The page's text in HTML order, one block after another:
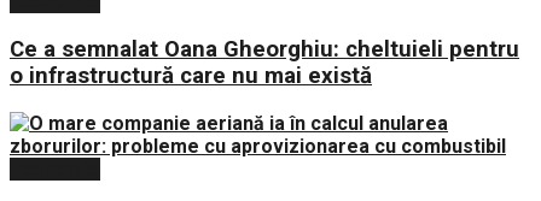
Ce a semnalat Oana Gheorghiu: cheltuieli pentru
o infrastructură care nu mai există